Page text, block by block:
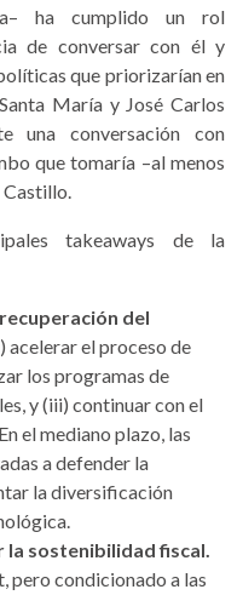
ha cumplido un rol
de conversar con él y
que priorizarían en
María y José Carlos
una conversación con
que tomaría –al menos
Castillo.
takeaways de la
del
acelerar el proceso de
los programas de
y (iii) continuar con el
el mediano plazo, las
a defender la
la diversificación
la sostenibilidad fiscal.
pero condicionado a las